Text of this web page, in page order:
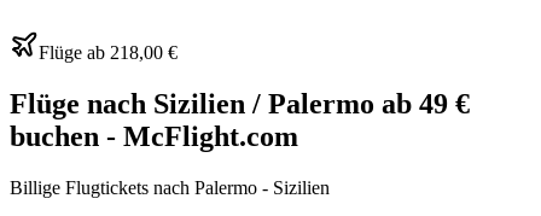
Flüge ab 218,00 €
Flüge nach Sizilien / Palermo ab 49 €
buchen - McFlight.com
Billige Flugtickets nach Palermo - Sizilien